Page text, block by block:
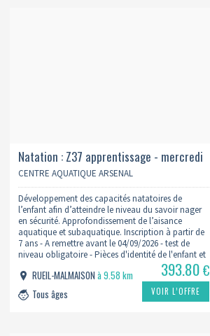
Natation : Z37 apprentissage - mercredi
11h 2026/2027
CENTRE AQUATIQUE ARSENAL
Développement des capacités natatoires de
l’enfant afin d’atteindre le niveau du savoir nager
en sécurité. Approfondissement de l’aisance
aquatique et subaquatique. Inscription à partir de
7 ans - A remettre avant le 04/09/2026 - test de
niveau obligatoire - Pièces d'identité de l'enfant et
du Parent - Justificatif de domicile - Lien du
formulaire
: https://www.centreaquatiquearsenal.fr/inscription-
natation/
RUEIL-MALMAISONà 9.58 km
Tous âges
393.80€
VOIR L’OFFRE